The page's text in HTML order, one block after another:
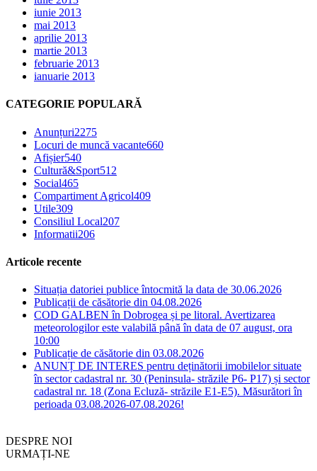
iunie 2013
mai 2013
aprilie 2013
martie 2013
februarie 2013
ianuarie 2013
CATEGORIE POPULARĂ
Anunțuri2275
Locuri de muncă vacante660
Afișier540
Cultură&Sport512
Social465
Compartiment Agricol409
Utile309
Consiliul Local207
Informatii206
Articole recente
Situația datoriei publice întocmită la data de 30.06.2026
Publicații de căsătorie din 04.08.2026
COD GALBEN în Dobrogea și pe litoral. Avertizarea
meteorologilor este valabilă până în data de 07 august, ora
10:00
Publicație de căsătorie din 03.08.2026
ANUNȚ DE INTERES pentru deținătorii imobilelor situate
în sector cadastral nr. 30 (Peninsula- străzile P6- P17) și sector
cadastral nr. 18 (Zona Ecluză- străzile E1-E5). Măsurători în
perioada 03.08.2026-07.08.2026!
DESPRE NOI
URMAȚI-NE